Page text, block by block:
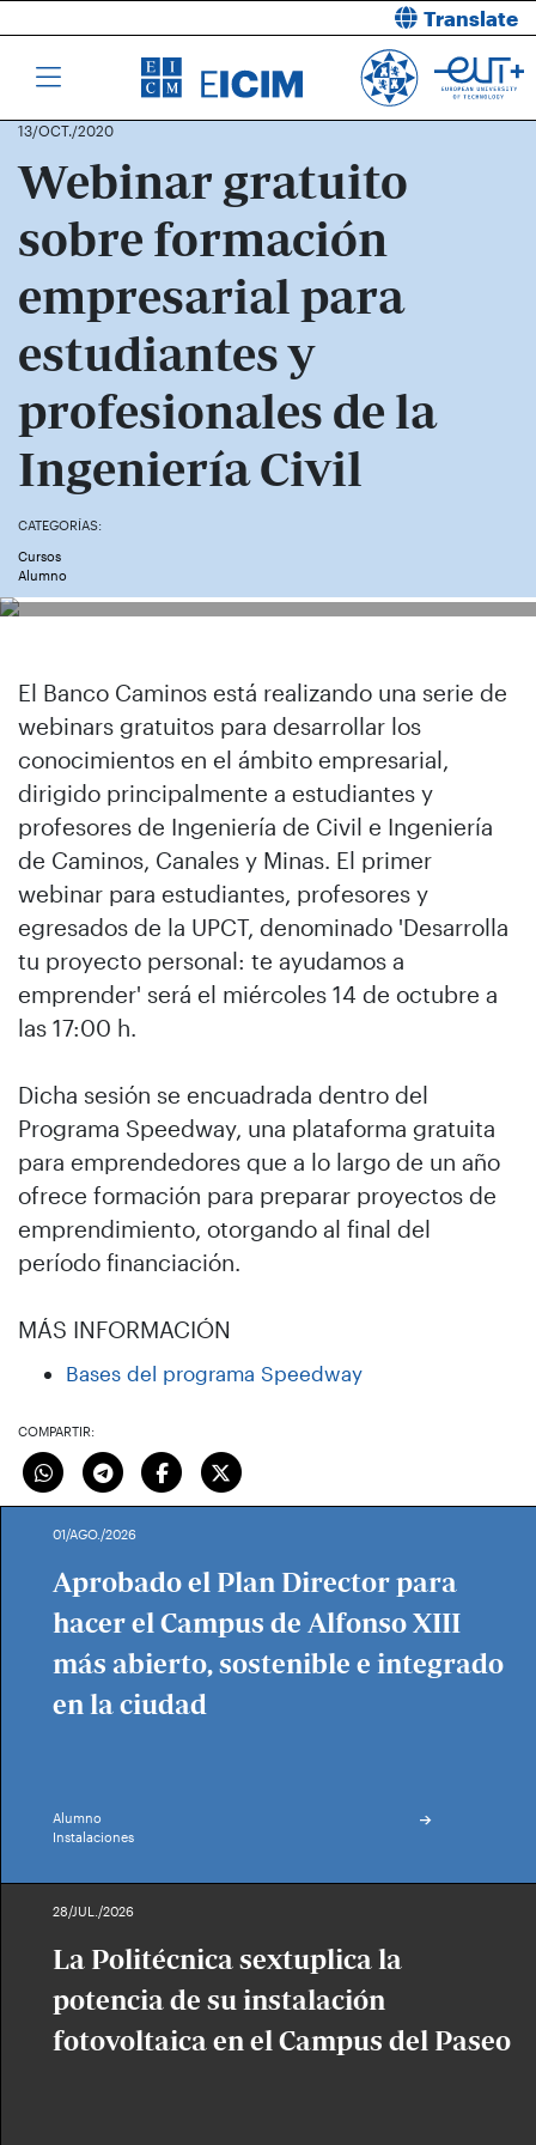
Translate
13/OCT./2020
Webinar gratuito
sobre formación
empresarial para
estudiantes y
profesionales de la
Ingeniería Civil
CATEGORÍAS:
Cursos
Alumno
El Banco Caminos está realizando una serie de
webinars gratuitos para desarrollar los
conocimientos en el ámbito empresarial,
dirigido principalmente a estudiantes y
profesores de Ingeniería de Civil e Ingeniería
de Caminos, Canales y Minas. El primer
webinar para estudiantes, profesores y
egresados de la UPCT, denominado 'Desarrolla
tu proyecto personal: te ayudamos a
emprender' será el miércoles 14 de octubre a
las 17:00 h.
Dicha sesión se encuadrada dentro del
Programa Speedway, una plataforma gratuita
para emprendedores que a lo largo de un año
ofrece formación para preparar proyectos de
emprendimiento, otorgando al final del
período financiación.
MÁS INFORMACIÓN
Bases del programa Speedway
COMPARTIR:
01/AGO./2026
Aprobado el Plan Director para
hacer el Campus de Alfonso XIII
más abierto, sostenible e integrado
en la ciudad
Alumno
Instalaciones
28/JUL./2026
La Politécnica sextuplica la
potencia de su instalación
fotovoltaica en el Campus del Paseo